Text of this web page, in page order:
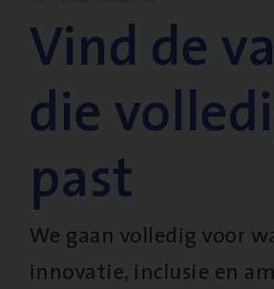
Vind de
die
past
We gaan volledig voor
innovatie, inclusie en